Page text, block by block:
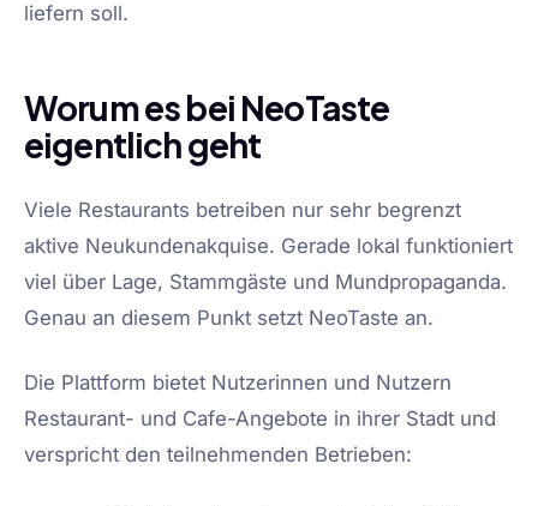
liefern soll.
Worum es bei NeoTaste
eigentlich geht
Viele Restaurants betreiben nur sehr begrenzt
aktive Neukundenakquise. Gerade lokal funktioniert
viel über Lage, Stammgäste und Mundpropaganda.
Genau an diesem Punkt setzt NeoTaste an.
Die Plattform bietet Nutzerinnen und Nutzern
Restaurant- und Cafe-Angebote in ihrer Stadt und
verspricht den teilnehmenden Betrieben: